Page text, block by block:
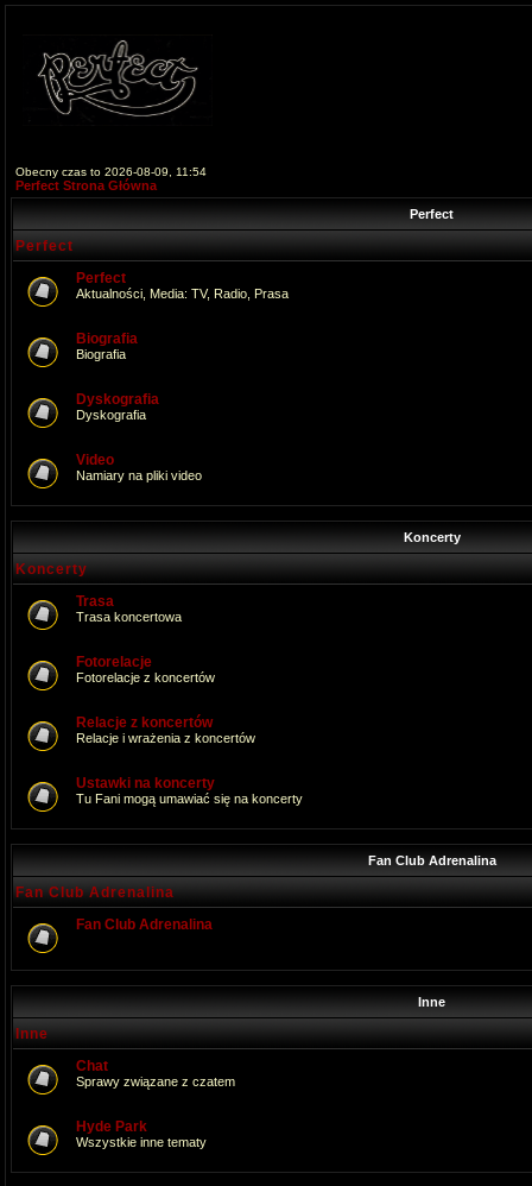
Obecny czas to 2026-08-09, 11:54
Perfect Strona Główna
Perfect
Perfect
Perfect
Aktualności, Media: TV, Radio, Prasa
Biografia
Biografia
Dyskografia
Dyskografia
Video
Namiary na pliki video
Koncerty
Koncerty
Trasa
Trasa koncertowa
Fotorelacje
Fotorelacje z koncertów
Relacje z koncertów
Relacje i wrażenia z koncertów
Ustawki na koncerty
Tu Fani mogą umawiać się na koncerty
Fan Club Adrenalina
Fan Club Adrenalina
Fan Club Adrenalina
Inne
Inne
Chat
Sprawy związane z czatem
Hyde Park
Wszystkie inne tematy